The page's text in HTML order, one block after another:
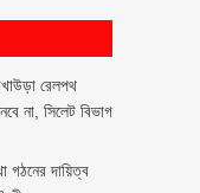
রেলপথ
না, সিলেট বিভাগ
গঠনের দায়িত্ব